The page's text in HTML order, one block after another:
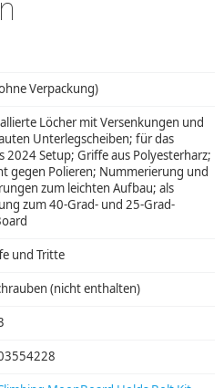
Verpackung)
Löcher mit Versenkungen und
Unterlegscheiben; für das
2024 Setup; Griffe aus Polyesterharz;
gegen Polieren; Nummerierung und
zum leichten Aufbau; als
zum 40-Grad- und 25-Grad-
und Tritte
(nicht enthalten)